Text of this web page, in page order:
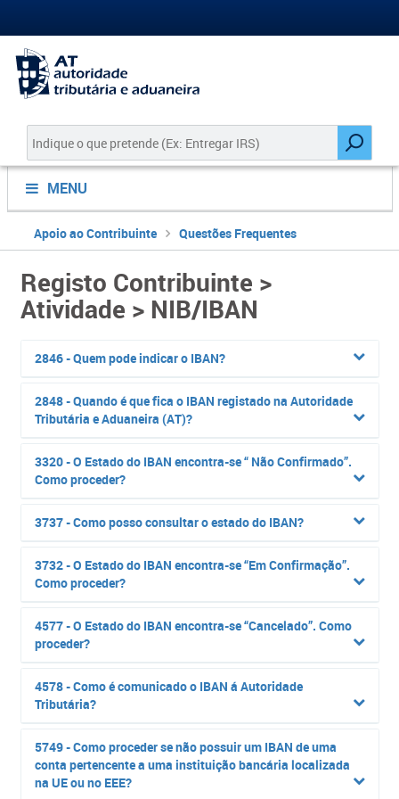
MENU
Apoio ao Contribuinte Questões Frequentes
Registo Contribuinte >
Atividade > NIB/IBAN
2846 - Quem pode indicar o IBAN?
2848 - Quando é que fica o IBAN registado na Autoridade
Tributária e Aduaneira (AT)?
3320 - O Estado do IBAN encontra-se “ Não Confirmado”.
Como proceder?
3737 - Como posso consultar o estado do IBAN?
3732 - O Estado do IBAN encontra-se “Em Confirmação”.
Como proceder?
4577 - O Estado do IBAN encontra-se “Cancelado”. Como
proceder?
4578 - Como é comunicado o IBAN á Autoridade
Tributária?
5749 - Como proceder se não possuir um IBAN de uma
conta pertencente a uma instituição bancária localizada
na UE ou no EEE?